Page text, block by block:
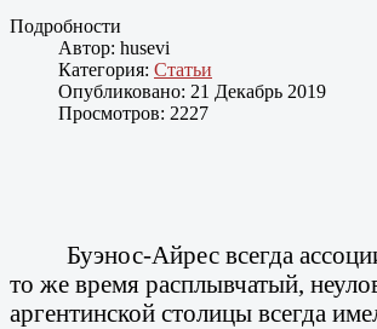
Подробности
Автор: husevi
Категория: Статьи
Опубликовано: 21 Декабрь 2019
Просмотров: 2227
Буэнос-Айрес всегда
то же время расплывчатый,
аргентинской столицы всегда